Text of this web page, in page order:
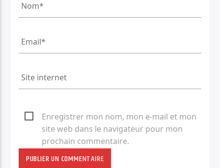
Enregistrer mon nom, mon e-mail et mon
site web dans le navigateur pour mon
prochain commentaire.